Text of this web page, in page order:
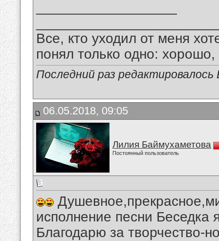
Все, кто уходил от меня
понял только одно:
Последний раз
06.05.2018, 09:05
Лилия Баймухаметова
Постоянный пользователь
исполнение песни
Благодарю за творчество-